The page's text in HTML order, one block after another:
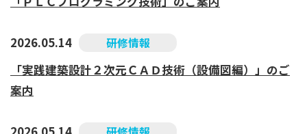
2026.05.14 研修情報
「実践建築設計２次元ＣＡＤ技術（設備図編）」のご
案内